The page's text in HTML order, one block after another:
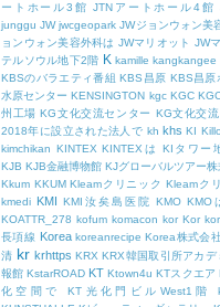
ートホール3館 JTNアートホール4館
junggu JW jwcgeopark JWジョンウォン美
ョンウォン美容外科は JWマリオット JW
テルソウル地下2階 K kamille kangkangee
KBSのバラエティ番組 KBS昌原 KBS昌原
水原センター KENSINGTON kgc KGC
州工場 KG文化交流センター KG文化交
2018年に設立された法人で kh khs KI
kimchikan KINTEX KINTEXは KIタワー
KJB KJB金融博物館 KJグローバルツアー株
Kkum KKUM Kleamクリニック Kleamク
kmedi KMI KMI汝矣島医院 KMO KMO
KOATTR_278 kofum komacon kor Kor
長項線 Korea koreanrecipe Korea株式会
清 kr krhttps KRX KRX韓国取引所アカデ
報館 KstarROAD KT Ktown4u KTスクエア
化空間で
KT光化門ビルWest1階